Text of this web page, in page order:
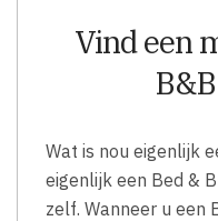
Vind een
Wat is nou eigenlijk
eigenlijk een Bed &
zelf. Wanneer u een